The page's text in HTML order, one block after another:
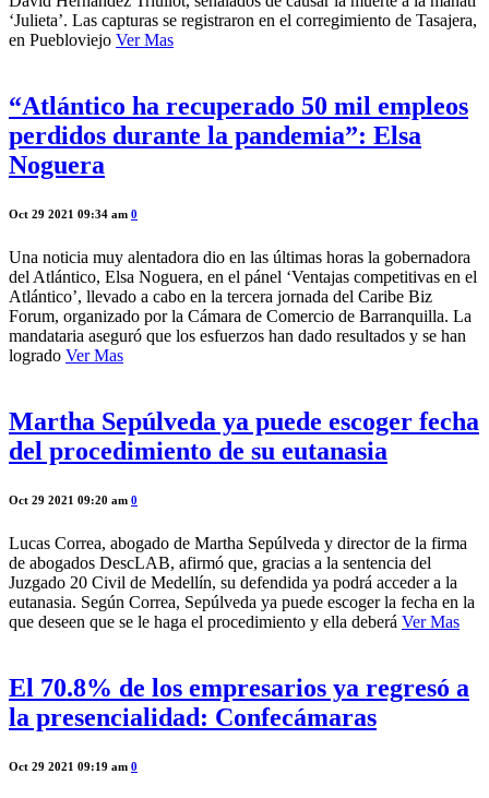
‘Julieta’. Las capturas se registraron en el corregimiento de Tasajera,
en Puebloviejo Ver Mas
“Atlántico ha recuperado 50 mil empleos
perdidos durante la pandemia”: Elsa
Noguera
Oct 29 2021 09:34 am 0
Una noticia muy alentadora dio en las últimas horas la gobernadora
del Atlántico, Elsa Noguera, en el pánel ‘Ventajas competitivas en el
Atlántico’, llevado a cabo en la tercera jornada del Caribe Biz
Forum, organizado por la Cámara de Comercio de Barranquilla. La
mandataria aseguró que los esfuerzos han dado resultados y se han
logrado Ver Mas
Martha Sepúlveda ya puede escoger fecha
del procedimiento de su eutanasia
Oct 29 2021 09:20 am 0
Lucas Correa, abogado de Martha Sepúlveda y director de la firma
de abogados DescLAB, afirmó que, gracias a la sentencia del
Juzgado 20 Civil de Medellín, su defendida ya podrá acceder a la
eutanasia. Según Correa, Sepúlveda ya puede escoger la fecha en la
que deseen que se le haga el procedimiento y ella deberá Ver Mas
El 70.8% de los empresarios ya regresó a
la presencialidad: Confecámaras
Oct 29 2021 09:19 am 0